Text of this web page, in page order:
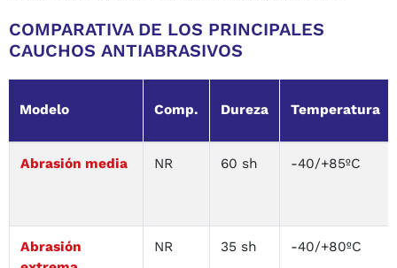
COMPARATIVA DE LOS PRINCIPALES
CAUCHOS ANTIABRASIVOS
Modelo Comp. Dureza Temperatura
Abrasión media NR 60 sh -40/+85ºC
Abrasión
NR 35 sh -40/+80ºC